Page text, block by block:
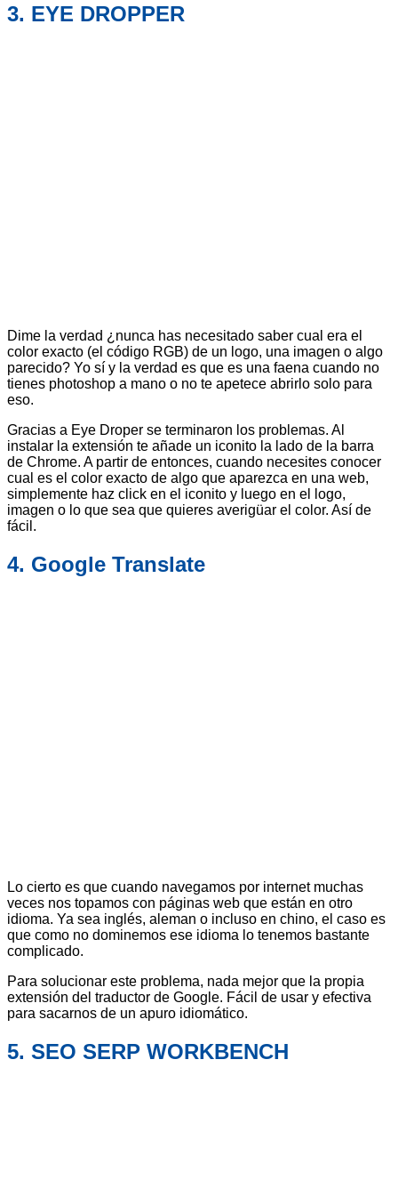
3. EYE DROPPER
Dime la verdad ¿nunca has necesitado saber cual era el
color exacto (el código RGB) de un logo, una imagen o algo
parecido? Yo sí y la verdad es que es una faena cuando no
tienes photoshop a mano o no te apetece abrirlo solo para
eso.
Gracias a Eye Droper se terminaron los problemas. Al
instalar la extensión te añade un iconito la lado de la barra
de Chrome. A partir de entonces, cuando necesites conocer
cual es el color exacto de algo que aparezca en una web,
simplemente haz click en el iconito y luego en el logo,
imagen o lo que sea que quieres averigüar el color. Así de
fácil.
4. Google Translate
Lo cierto es que cuando navegamos por internet muchas
veces nos topamos con páginas web que están en otro
idioma. Ya sea inglés, aleman o incluso en chino, el caso es
que como no dominemos ese idioma lo tenemos bastante
complicado.
Para solucionar este problema, nada mejor que la propia
extensión del traductor de Google. Fácil de usar y efectiva
para sacarnos de un apuro idiomático.
5. SEO SERP WORKBENCH